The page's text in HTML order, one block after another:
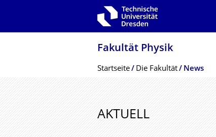
Zur Hauptnavigation springen
Fakultät Physik
Breadcrumb-Menü
Startseite Die Fakultät News
AKTUELL